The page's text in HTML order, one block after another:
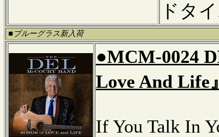
ドタ
■ブルーグラス新入荷
●MCM-0024
Love And Life
If You Talk In